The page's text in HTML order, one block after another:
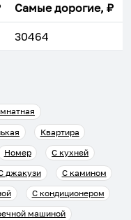
Самые дорогие, ₽
30464
Квартира
Номер
С кухней
джакузи
С камином
С кондиционером
машиной